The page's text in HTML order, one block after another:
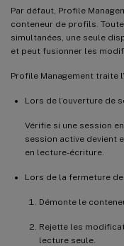
Par défaut, Profile
conteneur de profils.
simultanées, une seule
et peut fusionner les
Profile Management traite
Lors de l’ouverture de
Vérifie si une session
session active devient
en lecture-écriture.
Lors de la fermeture
Démonte le
Rejette les
lecture seule.